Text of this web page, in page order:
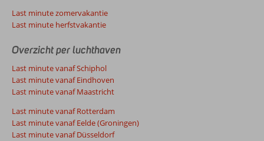
Last minute zomervakantie
Last minute herfstvakantie
Overzicht per luchthaven
Last minute vanaf Schiphol
Last minute vanaf Eindhoven
Last minute vanaf Maastricht
Last minute vanaf Rotterdam
Last minute vanaf Eelde (Groningen)
Last minute vanaf Düsseldorf